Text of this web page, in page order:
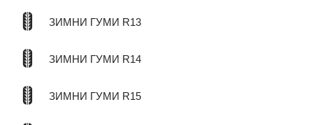
ЗИМНИ ГУМИ R13
ЗИМНИ ГУМИ R14
ЗИМНИ ГУМИ R15